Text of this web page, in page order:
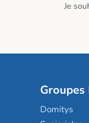
Je
Groupes
Domitys